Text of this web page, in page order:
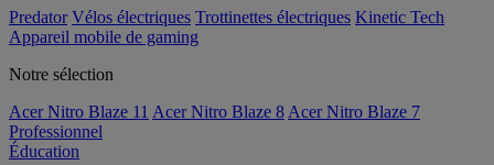
Predator Vélos électriques Trottinettes électriques Kinetic Tech
Appareil mobile de gaming
Notre sélection
Acer Nitro Blaze 11 Acer Nitro Blaze 8 Acer Nitro Blaze 7
Professionnel
Éducation